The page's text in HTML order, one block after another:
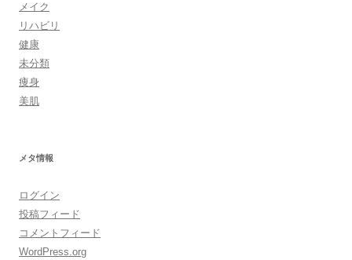
メイク
リハビリ
健康
未分類
痩身
美肌
メタ情報
ログイン
投稿フィード
コメントフィード
WordPress.org